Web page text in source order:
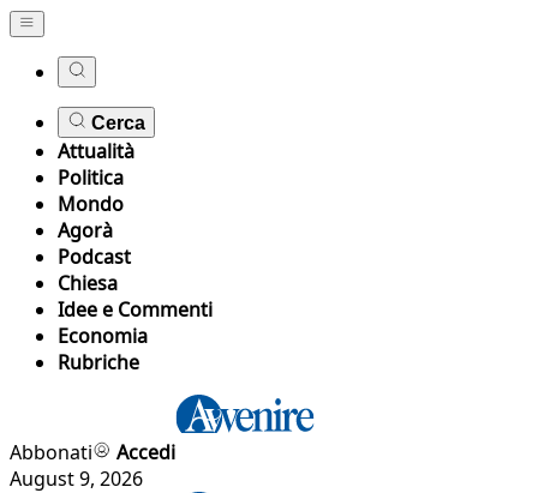
Cerca
Attualità
Politica
Mondo
Agorà
Podcast
Chiesa
Idee e Commenti
Economia
Rubriche
Abbonati
Accedi
August 9, 2026